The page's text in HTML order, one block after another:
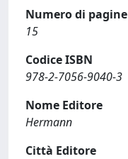
Numero di pagine
15
Codice ISBN
978-2-7056-9040-3
Nome Editore
Hermann
Città Editore